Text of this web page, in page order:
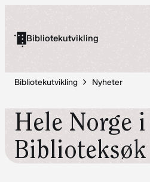
innholdBibliotekutvikling
Bibliotekutvikling Nyheter
Hele Norge i
Biblioteksøk